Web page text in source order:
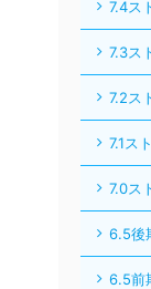
7.4ス
7.3ス
7.2ス
7.1ス
7.0ス
6.5後
6.5前